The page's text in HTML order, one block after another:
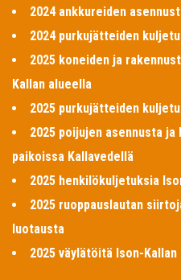
2024 ankkureiden
2024 purkujätteiden
2025 koneiden ja
Kallan alueella
2025 purkujätteiden
2025 poijujen asennusta
paikoissa Kallavedellä
2025 henkilökuljetuksia
2025 ruoppauslautan
luotausta
2025 väylätöitä Ison-